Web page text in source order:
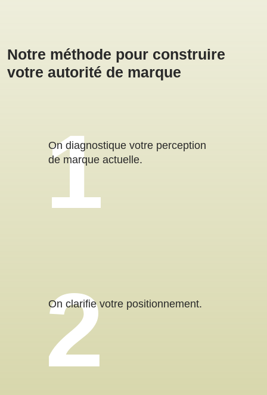
Notre méthode pour construire
votre autorité de marque
On diagnostique votre perception
de marque actuelle.
On clarifie votre positionnement.